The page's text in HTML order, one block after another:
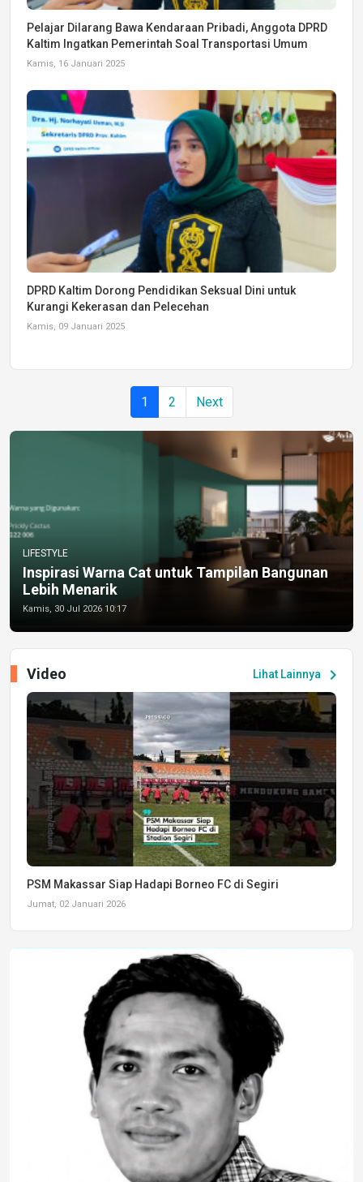
Pelajar Dilarang Bawa Kendaraan Pribadi, Anggota DPRD
Kaltim Ingatkan Pemerintah Soal Transportasi Umum
Kamis, 16 Januari 2025
DPRD Kaltim Dorong Pendidikan Seksual Dini untuk
Kurangi Kekerasan dan Pelecehan
Kamis, 09 Januari 2025
1 2 Next
LIFESTYLE
Inspirasi Warna Cat untuk Tampilan Bangunan
Lebih Menarik
Kamis, 30 Jul 2026 10:17
Lihat Lainnya chevron_right
Video
PSM Makassar Siap Hadapi Borneo FC di Segiri
Jumat, 02 Januari 2026